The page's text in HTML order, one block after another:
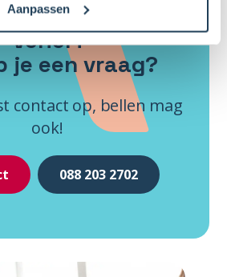
Aanpassenweten over
VeReFi
je een vraag?
contact op, bellen mag
ook!
088 203 2702